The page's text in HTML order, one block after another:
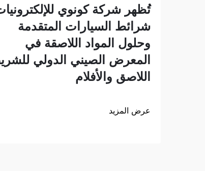
تُظهر شركة كونوي
شرائط السيارات المتقدمة
وحلول المواد اللاصقة في
المعرض الصيني الدولي
اللاصق والأفلام
عرض المزيد